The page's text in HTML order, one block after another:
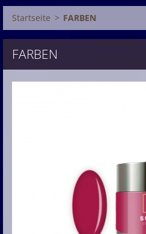
Startseite > FARBEN
FARBEN